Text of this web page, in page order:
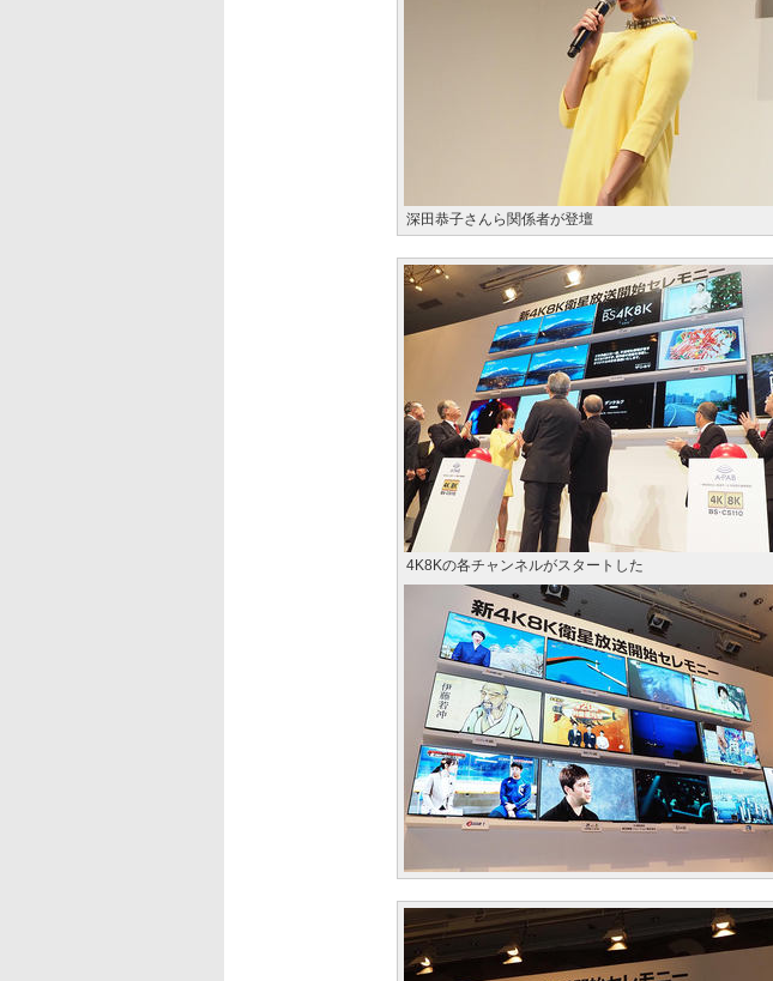
深田恭子さんら関係者が登壇
4K8Kの各チャンネルがスタートした